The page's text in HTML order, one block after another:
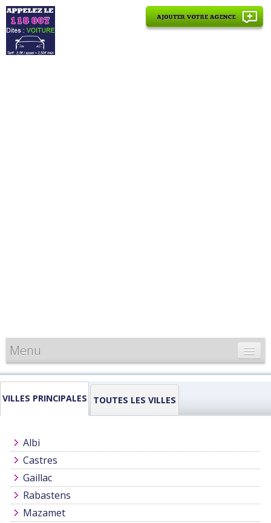
Menu
CARTE DE FRANCE
INFORMATIONS
VILLES PRINCIPALES TOUTES LES VILLES
Albi
Castres
Gaillac
Rabastens
Mazamet